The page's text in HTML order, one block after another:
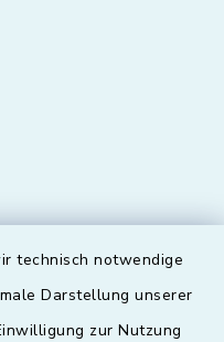
technisch notwendige
Darstellung unserer
zur Nutzung